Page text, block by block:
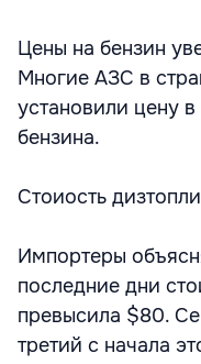
Цены на бензин
Многие АЗС в
установили цену
бензина.
Стоиость
Импортеры
последние дни
превысила $80.
третий с начала